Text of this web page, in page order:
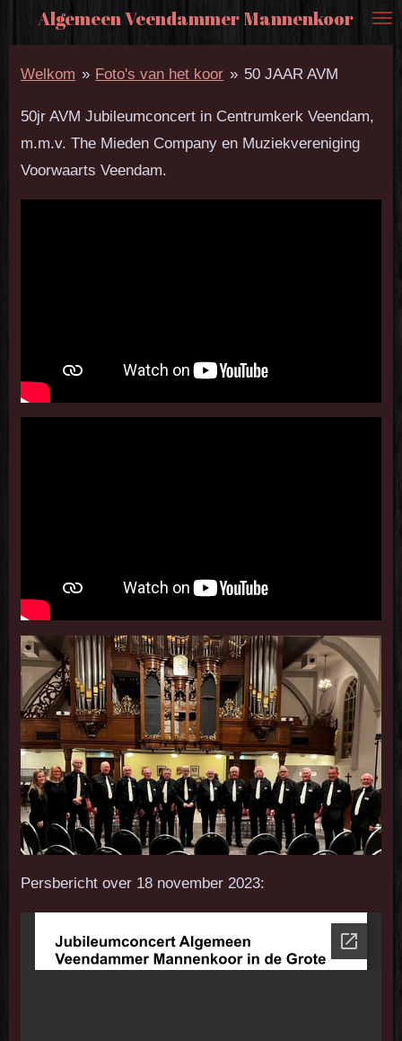
direct
naar
hoofdinhoud
Algemeen Veendammer Mannenkoor
Welkom » Foto's van het koor » 50 JAAR AVM
50jr AVM Jubileumconcert in Centrumkerk Veendam,
m.m.v. The Mieden Company en Muziekvereniging
Voorwaarts Veendam.
Persbericht over 18 november 2023: